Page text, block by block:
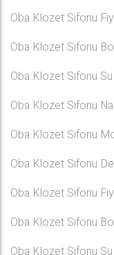
Oba Klozet Sifonu
Oba Klozet Sifonu
Oba Klozet Sifonu
Oba Klozet Sifonu
Oba Klozet Sifonu
Oba Klozet Sifonu
Oba Klozet Sifonu
Oba Klozet Sifonu
Oba Klozet Sifonu